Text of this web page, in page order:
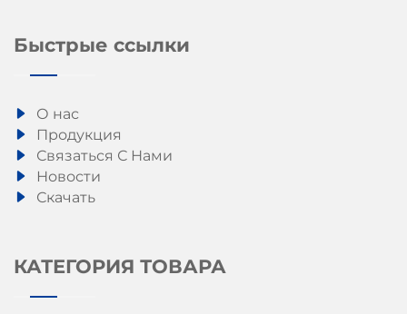
Быстрые ссылки
О нас
Продукция
Связаться С Нами
Новости
Скачать
КАТЕГОРИЯ ТОВАРА